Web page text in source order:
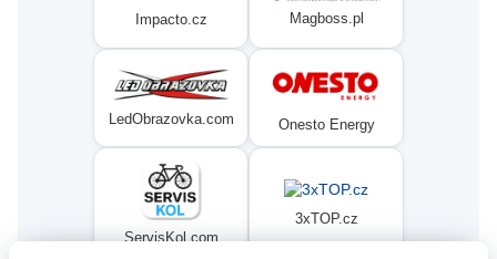
Impacto.cz Magboss.pl
LedObrazovka.com Onesto Energy
ServisKol.com
3xTOP.cz